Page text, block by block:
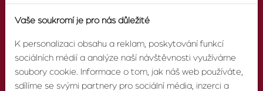
O AGENTUŘE
Vaše soukromí je pro nás důležité
K personalizaci obsahu a reklam, poskytování funkcí
sociálních médií a analýze naší návštěvnosti využíváme
soubory cookie. Informace o tom, jak náš web používáte,
sdílíme se svými partnery pro sociální média, inzerci a